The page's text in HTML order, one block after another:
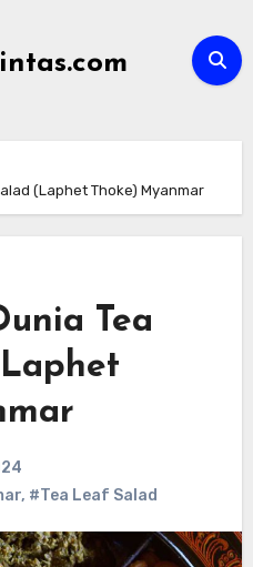
(Laphet Thoke) Myanmar
Tea
, #Tea Leaf Salad